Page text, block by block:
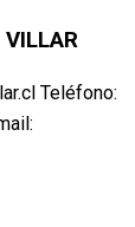
VILLAR
Teléfono: